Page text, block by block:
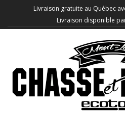
Livraison gratuite au Québec
Livraison disponible